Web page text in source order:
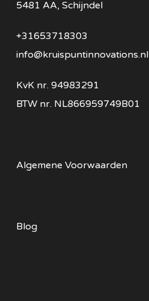
5481 AA, Schijndel
+31653718303
info@kruispuntinnovations.nl
KvK nr. 94983291
BTW nr. NL866959749B01
Algemene Voorwaarden
Blog